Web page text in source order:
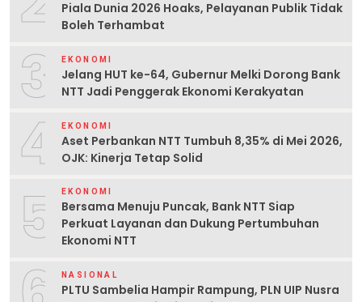
Piala Dunia 2026 Hoaks, Pelayanan Publik Tidak
Boleh Terhambat
3 EKONOMI
Jelang HUT ke-64, Gubernur Melki Dorong Bank
NTT Jadi Penggerak Ekonomi Kerakyatan
4 EKONOMI
Aset Perbankan NTT Tumbuh 8,35% di Mei 2026,
OJK: Kinerja Tetap Solid
5 EKONOMI
Bersama Menuju Puncak, Bank NTT Siap
Perkuat Layanan dan Dukung Pertumbuhan
Ekonomi NTT
NASIONAL
PLTU Sambelia Hampir Rampung, PLN UIP Nusra